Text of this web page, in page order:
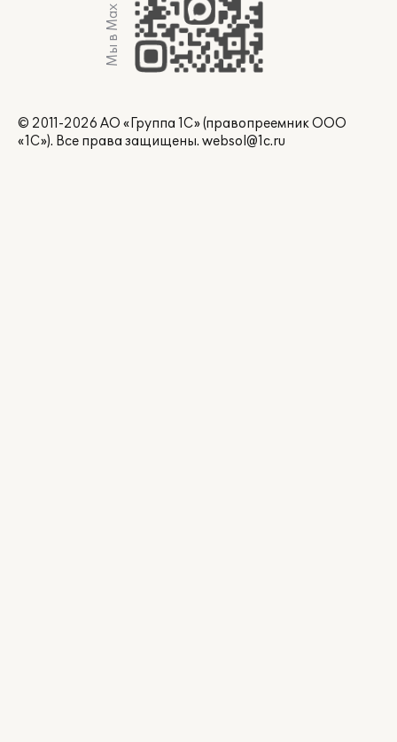
Мы в Max
© 2011-2026 АО «Группа 1С» (правопреемник ООО
«1С»). Все права защищены. websol@1c.ru